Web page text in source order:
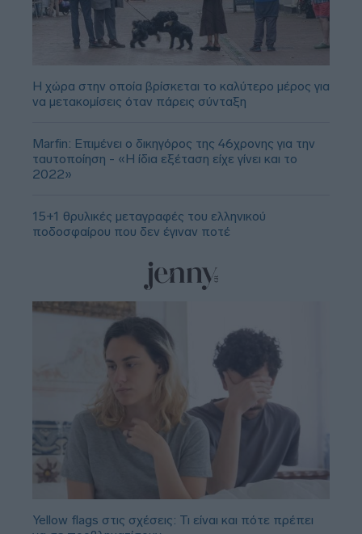
Η χώρα στην οποία βρίσκεται το καλύτερο μέρος για
να μετακομίσεις όταν πάρεις σύνταξη
Marfin: Επιμένει ο δικηγόρος της 46χρονης για την
ταυτοποίηση - «Η ίδια εξέταση είχε γίνει και το
2022»
15+1 θρυλικές μεταγραφές του ελληνικού
ποδοσφαίρου που δεν έγιναν ποτέ
Yellow flags στις σχέσεις: Τι είναι και πότε πρέπει